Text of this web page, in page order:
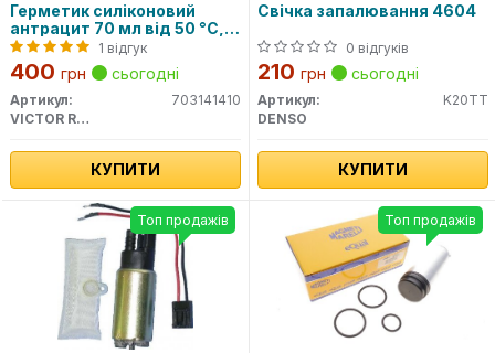
Герметик силіконовий
антрацит 70 мл від 50 °C,
до 320 °C 1 відгук
400 грн сьогодні
Артикул:
703141410
VICTOR REINZ
КУПИТИ
Свічка запалювання 4604
0 відгуків
210 грн сьогодні
Артикул:
K20TT
DENSO
КУПИТИ
Топ продажів Топ продажів